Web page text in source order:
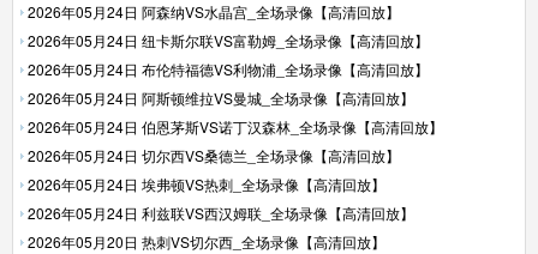
2026年05月24日 阿森纳VS水晶宫_全场录像【高清回放】
2026年05月24日 纽卡斯尔联VS富勒姆_全场录像【高清回放】
2026年05月24日 布伦特福德VS利物浦_全场录像【高清回放】
2026年05月24日 阿斯顿维拉VS曼城_全场录像【高清回放】
2026年05月24日 伯恩茅斯VS诺丁汉森林_全场录像【高清回放】
2026年05月24日 切尔西VS桑德兰_全场录像【高清回放】
2026年05月24日 埃弗顿VS热刺_全场录像【高清回放】
2026年05月24日 利兹联VS西汉姆联_全场录像【高清回放】
2026年05月20日 热刺VS切尔西_全场录像【高清回放】